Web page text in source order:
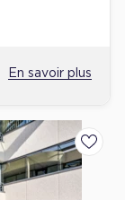
En savoir plus